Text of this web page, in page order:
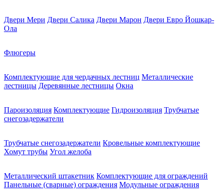
Двери Мери Двери Салика Двери Марон Двери Евро Йошкар-
Ола
Флюгеры
Комплектующие для чердачных лестниц Металлические
лестницы Деревянные лестницы Окна
Пароизоляция Комплектующие Гидроизоляция Трубчатые
снегозадержатели
Трубчатые снегозадержатели Кровельные комплектующие
Хомут трубы Угол желоба
Металлический штакетник Комплектующие для ограждений
Панельные (сварные) ограждения Модульные ограждения